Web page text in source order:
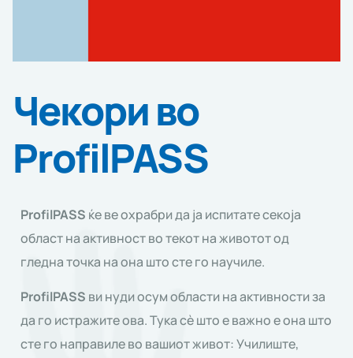
Чекори во
ProfilPASS
ProfilPASS ќе ве охрабри да ја испитате секоја
област на активност во текот на животот од
гледна точка на она што сте го научиле.
ProfilPASS ви нуди осум области на активности за
да го истражите ова. Тука сè што е важно е она што
сте го направиле во вашиот живот: Училиште,